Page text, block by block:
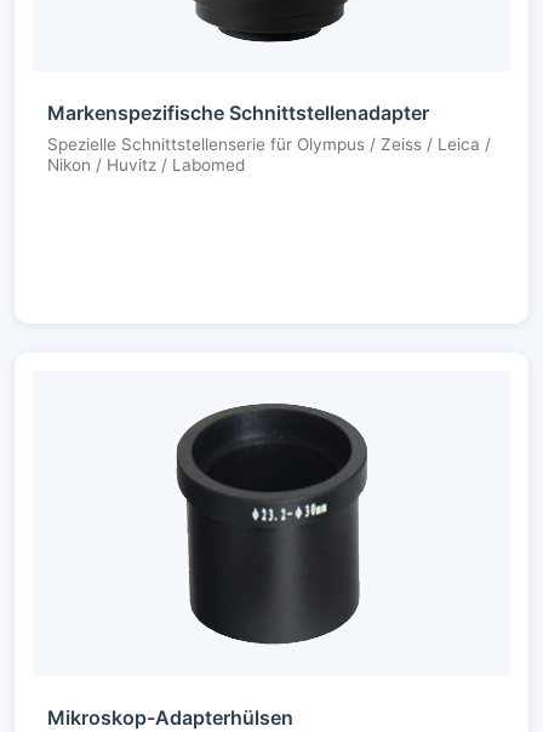
Markenspezifische Schnittstellenadapter
Spezielle Schnittstellenserie für Olympus / Zeiss / Leica /
Nikon / Huvitz / Labomed
Mikroskop-Adapterhülsen